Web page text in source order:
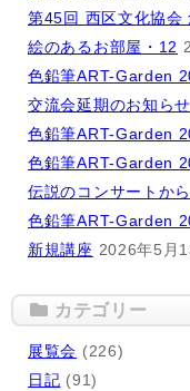
第45回 西区文化協会
絵のあるお部屋・12
色鉛筆ART-Garden
交流会延期のお知らせ
色鉛筆ART-Garden
色鉛筆ART-Garden
伝説のコンサートか
色鉛筆ART-Garden
新規講座 2026年5月
カテゴリー
展覧会 (226)
日記 (91)